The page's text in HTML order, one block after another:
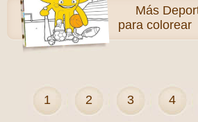
Más
para colorear
1 2 3 4